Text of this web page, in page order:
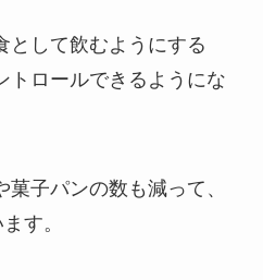
として飲むようにする
トロールできるようにな
子パンの数も減って、
す。